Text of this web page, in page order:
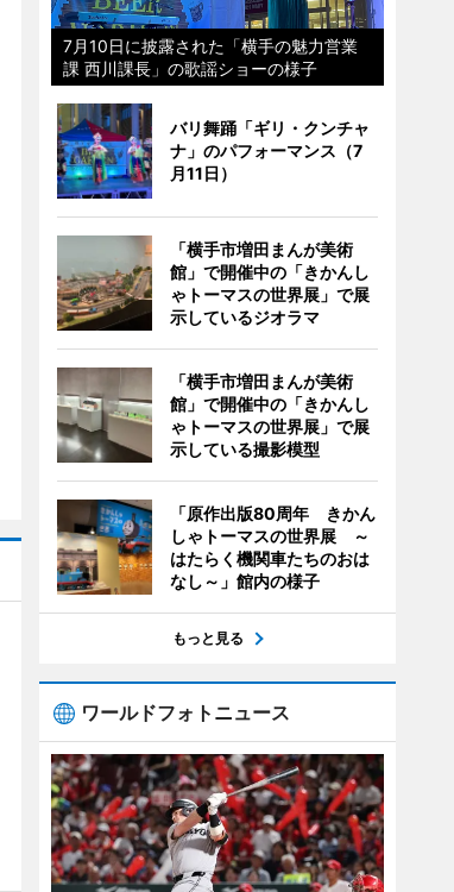
7月10日に披露された「横手の魅力営業
課 西川課長」の歌謡ショーの様子
バリ舞踊「ギリ・クンチャ
ナ」のパフォーマンス（7
月11日）
「横手市増田まんが美術
館」で開催中の「きかんし
ゃトーマスの世界展」で展
示しているジオラマ
「横手市増田まんが美術
館」で開催中の「きかんし
ゃトーマスの世界展」で展
示している撮影模型
「原作出版80周年 きかん
しゃトーマスの世界展 ～
はたらく機関車たちのおは
なし～」館内の様子
もっと見る
ワールドフォトニュース